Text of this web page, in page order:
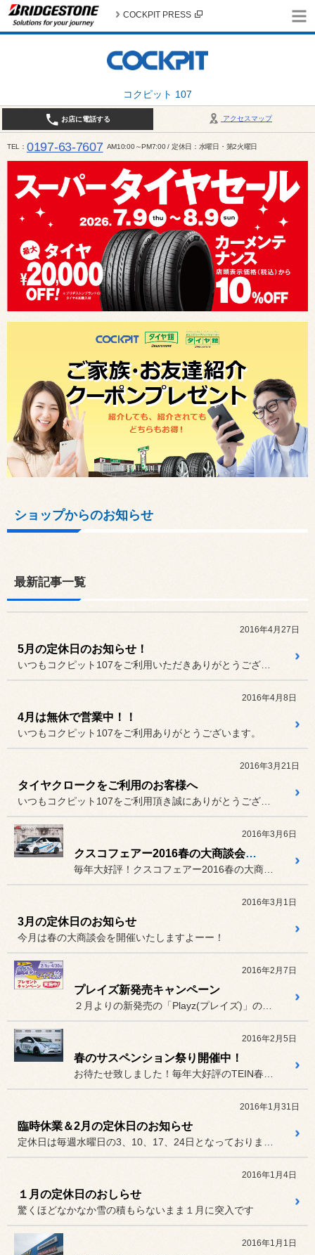
コクピット 107
COCKPIT PRESS
アクセスマップ
お店に電話する
TEL 0197-63-7607 AM10:00～PM7:00 / 定休日：水曜日・第2火曜日
ショップからのお知らせ
最新記事一覧
2016年4月27日
5月の定休日のお知らせ！
2016年4月8日
4月は無休で営業中！！
いつもコクピット107をご利用ありがとうございます。
2016年3月21日
タイヤクロークをご利用のお客様へ
2016年3月6日
クスコフェアー2016春の大商談会開催！
2016年3月1日
3月の定休日のお知らせ
今月は春の大商談会を開催いたしますよーー！
2016年2月7日
プレイズ新発売キャンペーン
2016年2月5日
春のサスペンション祭り開催中！
2016年1月31日
臨時休業＆2月の定休日のお知らせ
2016年1月4日
１月の定休日のおしらせ
驚くほどなかなか雪の積もらないまま１月に突入です
2016年1月1日